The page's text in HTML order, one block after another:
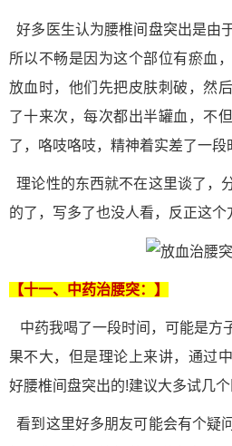
好多医生认为腰椎间盘突出是由
所以不畅是因为这个部位有瘀血
放血时，他们先把皮肤刺破，然
了十来次，每次都出半罐血，不
了，咯吱咯吱，精神着实差了一段
理论性的东西就不在这里谈了，
的了，写多了也没人看，反正这个
【十一、中药治腰突：】
中药我喝了一段时间，可能是方
果不大，但是理论上来讲，通过
好腰椎间盘突出的!建议大多试几个
看到这里好多朋友可能会有个疑